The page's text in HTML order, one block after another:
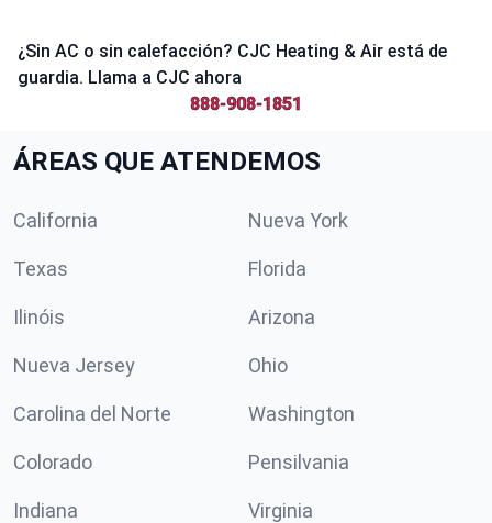
¿Sin AC o sin calefacción? CJC Heating & Air está de
guardia. Llama a CJC ahora
888-908-1851
ÁREAS QUE ATENDEMOS
California Nueva York
Texas Florida
Ilinóis Arizona
Nueva Jersey Ohio
Carolina del Norte Washington
Colorado Pensilvania
Indiana Virginia